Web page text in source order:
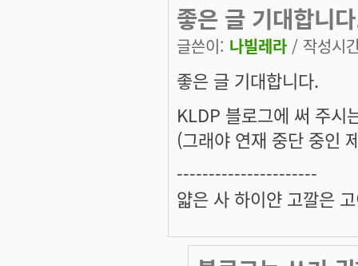
좋은 글 기대합니
글쓴이: 나빌레라 / 작성시
좋은 글 기대합니다.
KLDP 블로그에 써 주시
(그래야 연재 중단 중인
----------------------
얇은 사 하이얀 고깔은